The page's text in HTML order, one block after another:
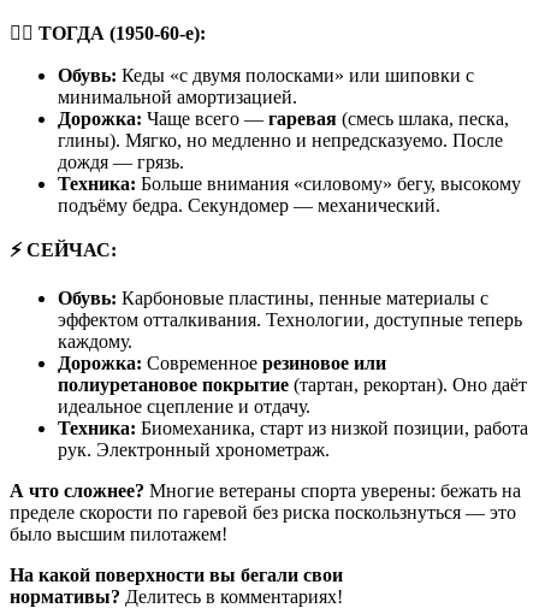
🏃 ТОГДА (1950-60-е):
Обувь: Кеды «с двумя полосками» или шиповки с
минимальной амортизацией.
Дорожка: Чаще всего — гаревая (смесь шлака, песка,
глины). Мягко, но медленно и непредсказуемо. После
дождя — грязь.
Техника: Больше внимания «силовому» бегу, высокому
подъёму бедра. Секундомер — механический.
⚡СЕЙЧАС:
Обувь: Карбоновые пластины, пенные материалы с
эффектом отталкивания. Технологии, доступные теперь
каждому.
Дорожка: Современное резиновое или
полиуретановое покрытие (тартан, рекортан). Оно даёт
идеальное сцепление и отдачу.
Техника: Биомеханика, старт из низкой позиции, работа
рук. Электронный хронометраж.
А что сложнее? Многие ветераны спорта уверены: бежать на
пределе скорости по гаревой без риска поскользнуться — это
было высшим пилотажем!
На какой поверхности вы бегали свои
нормативы? Делитесь в комментариях!